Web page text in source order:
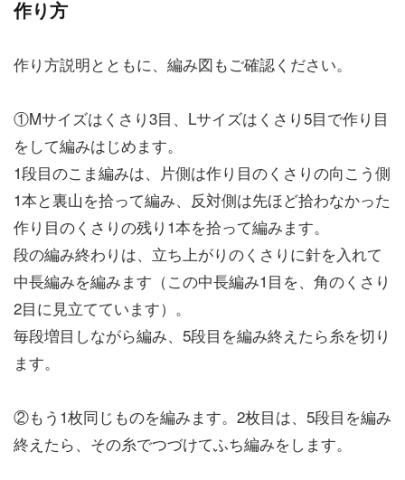
作り方
作り方説明とともに、編み図もご確認ください。
①Mサイズはくさり3目、Lサイズはくさり5目で作り目
をして編みはじめます。
1段目のこま編みは、片側は作り目のくさりの向こう側
1本と裏山を拾って編み、反対側は先ほど拾わなかった
作り目のくさりの残り1本を拾って編みます。
段の編み終わりは、立ち上がりのくさりに針を入れて
中長編みを編みます（この中長編み1目を、角のくさり
2目に見立てています）。
毎段増目しながら編み、5段目を編み終えたら糸を切り
ます。
②もう1枚同じものを編みます。2枚目は、5段目を編み
終えたら、その糸でつづけてふち編みをします。